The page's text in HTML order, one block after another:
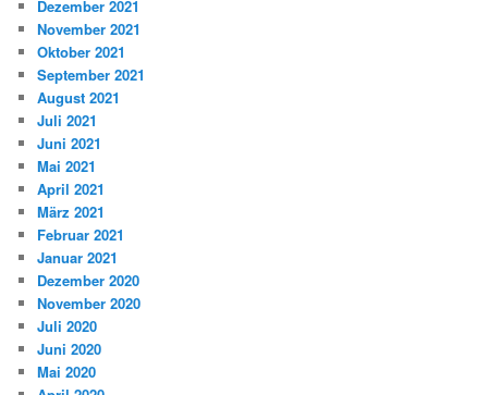
Dezember 2021
November 2021
Oktober 2021
September 2021
August 2021
Juli 2021
Juni 2021
Mai 2021
April 2021
März 2021
Februar 2021
Januar 2021
Dezember 2020
November 2020
Juli 2020
Juni 2020
Mai 2020